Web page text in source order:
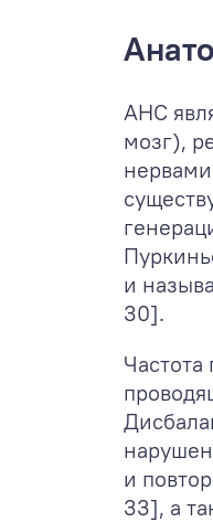
АНС
мозг),
и
30].
и
33], а